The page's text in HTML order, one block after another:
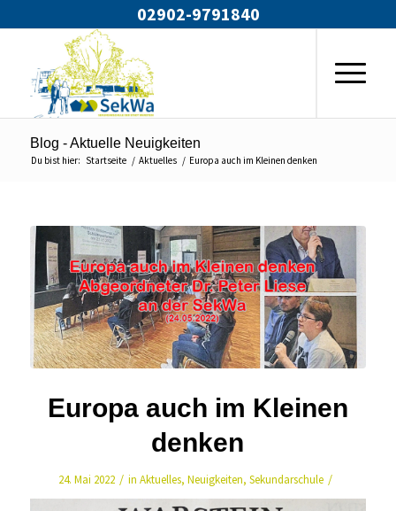
02902-9791840
Blog - Aktuelle Neuigkeiten
Du bist hier: Startseite / Aktuelles / Europa auch im Kleinen denken
Europa auch im Kleinen
denken
24. Mai 2022 / inAktuelles,Neuigkeiten,Sekundarschule /